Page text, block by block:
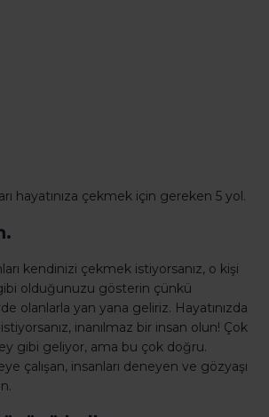
hayatınıza çekmek için gereken 5 yol.
kendinizi çekmek istiyorsanız, o kişi
olduğunuzu gösterin çünkü
olanlarla yan yana geliriz. Hayatınızda
inanılmaz bir insan olun! Çok
gibi geliyor, ama bu çok doğru.
çalışan, insanları deneyen ve gözyaşı